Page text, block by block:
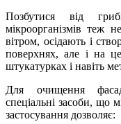
Позбутися від
мікроорганізмів теж
вітром, осідають і
поверхнях, але і на
штукатурках і навіть
Для очищення
спеціальні засоби, що
застосування дозволяє: